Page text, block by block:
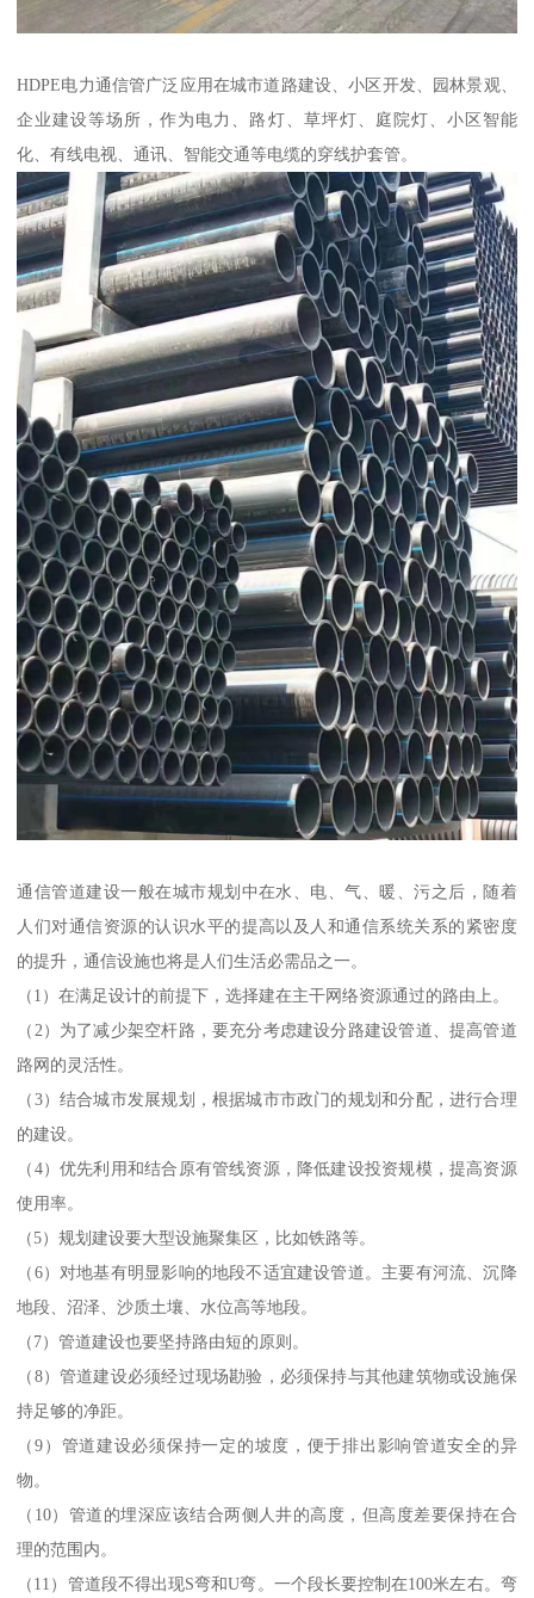
HDPE电力通信管广泛应用在城市道路建设、小区开发、园林景观、
企业建设等场所，作为电力、路灯、草坪灯、庭院灯、小区智能
化、有线电视、通讯、智能交通等电缆的穿线护套管。
通信管道建设一般在城市规划中在水、电、气、暖、污之后，随着
人们对通信资源的认识水平的提高以及人和通信系统关系的紧密度
的提升，通信设施也将是人们生活必需品之一。
（1）在满足设计的前提下，选择建在主干网络资源通过的路由上。
（2）为了减少架空杆路，要充分考虑建设分路建设管道、提高管道
路网的灵活性。
（3）结合城市发展规划，根据城市市政门的规划和分配，进行合理
的建设。
（4）优先利用和结合原有管线资源，降低建设投资规模，提高资源
使用率。
（5）规划建设要大型设施聚集区，比如铁路等。
（6）对地基有明显影响的地段不适宜建设管道。主要有河流、沉降
地段、沼泽、沙质土壤、水位高等地段。
（7）管道建设也要坚持路由短的原则。
（8）管道建设必须经过现场勘验，必须保持与其他建筑物或设施保
持足够的净距。
（9）管道建设必须保持一定的坡度，便于排出影响管道安全的异
物。
（10）管道的埋深应该结合两侧人井的高度，但高度差要保持在合
理的范围内。
（11）管道段不得出现S弯和U弯。一个段长要控制在100米左右。弯